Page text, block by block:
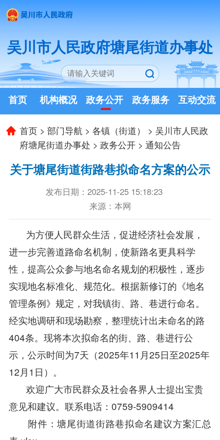
吴川市人民政府塘尾街道办事处
首页 机构概况 政务公开 政务服务 互动交流
首页 >部门导航 >各镇（街道） > 吴川市人民政
府塘尾街道办事处 >政务公开 >通知公告
关于塘尾街道街路巷拟命名方案的公示
发布日期：2025-11-25 15:18:23
来源：本网
为方便人民群众生活，促进经济社会发展，
进一步完善道路命名机制，使新路名更具科学
性，提高公众参与地名命名规划的积极性，逐步
实现地名标准化、规范化。根据新修订的《地名
管理条例》规定，对我镇街、路、巷进行命名。
经实地调研和现场勘察，整理统计出未命名的路
404条。现将本次拟命名的街、路、巷进行公
示，公示时间为7天（2025年11月25日至2025年
12月1日）。
欢迎广大市民群众及社会各界人士提出宝贵
意见和建议。联系电话：0759-5909414
附件：塘尾街道街路巷拟命名建议方案汇总